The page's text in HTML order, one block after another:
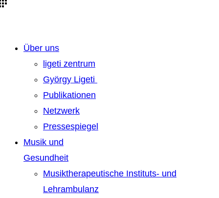
Über uns
ligeti zentrum
György Ligeti
Publikationen
Netzwerk
Pressespiegel
Musik und
Gesundheit
Musiktherapeutische Instituts- und
Lehrambulanz